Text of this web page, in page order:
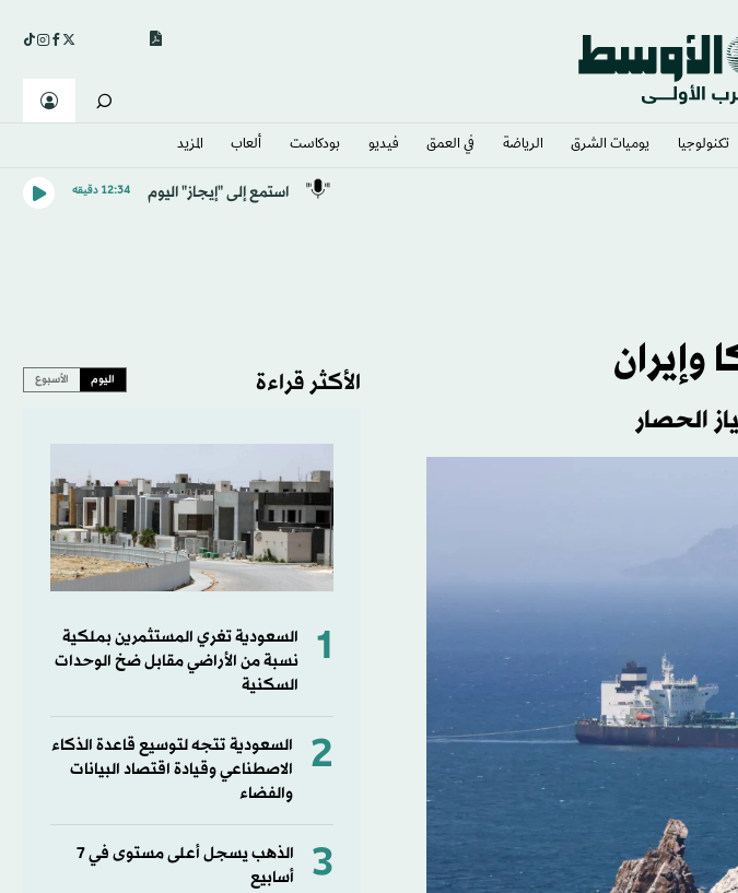
تكنولوجيا يوميات الشرق​ الرياضة في العمق فيديو بودكاست ألعاب المزيد
استمع إلى "إيجاز" اليوم 12:34 دقيقه
وإيران
الحصار
الأكثر قراءة اليوم الأسبوع
1
السعودية تغري المستثمرين بملكية
نسبة من الأراضي مقابل ضخ الوحدات
السكنية
2
السعودية تتجه لتوسيع قاعدة الذكاء
الاصطناعي وقيادة اقتصاد البيانات
والفضاء
3
الذهب يسجل أعلى مستوى في 7
أسابيع